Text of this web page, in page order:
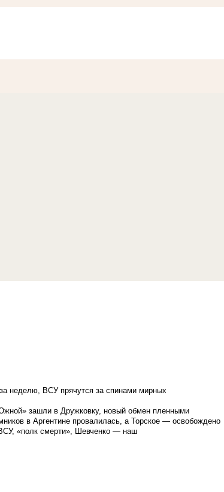
неделю, ВСУ прячутся за спинами мирных
зашли в Дружковку, новый обмен пленными
в Аргентине провалилась, а Торское — освобождено
«полк смерти», Шевченко — наш